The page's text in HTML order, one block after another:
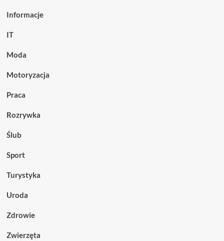
Informacje
IT
Moda
Motoryzacja
Praca
Rozrywka
Ślub
Sport
Turystyka
Uroda
Zdrowie
Zwierzęta